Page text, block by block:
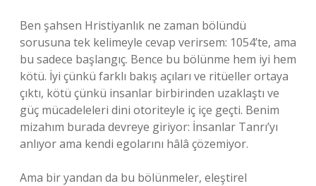
Ben şahsen Hristiyanlık ne zaman bölündü
sorusuna tek kelimeyle cevap verirsem: 1054’te, ama
bu sadece başlangıç. Bence bu bölünme hem iyi hem
kötü. İyi çünkü farklı bakış açıları ve ritüeller ortaya
çıktı, kötü çünkü insanlar birbirinden uzaklaştı ve
güç mücadeleleri dini otoriteyle iç içe geçti. Benim
mizahım burada devreye giriyor: İnsanlar Tanrı’yı
anlıyor ama kendi egolarını hâlâ çözemiyor.
Ama bir yandan da bu bölünmeler, eleştirel